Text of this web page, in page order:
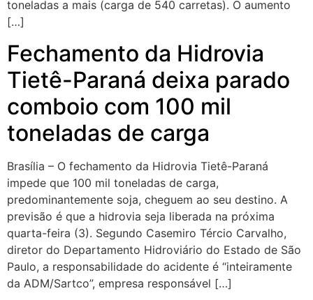
toneladas a mais (carga de 540 carretas). O aumento
[…]
Fechamento da Hidrovia
Tietê-Paraná deixa parado
comboio com 100 mil
toneladas de carga
Brasília – O fechamento da Hidrovia Tietê-Paraná
impede que 100 mil toneladas de carga,
predominantemente soja, cheguem ao seu destino. A
previsão é que a hidrovia seja liberada na próxima
quarta-feira (3). Segundo Casemiro Tércio Carvalho,
diretor do Departamento Hidroviário do Estado de São
Paulo, a responsabilidade do acidente é “inteiramente
da ADM/Sartco”, empresa responsável […]